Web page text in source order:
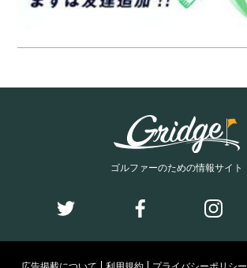
ゴルファーのための情報サイト
広告掲載について 利用規約 プライバシーポリシー